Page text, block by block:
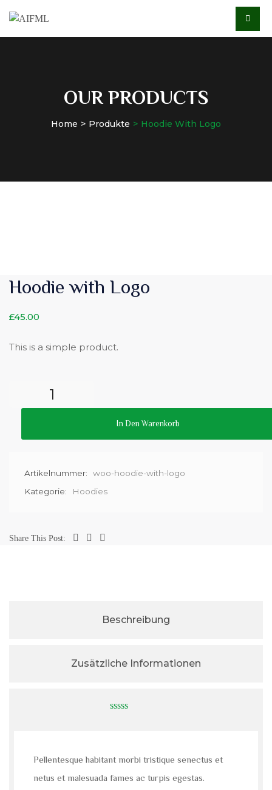
OUR PRODUCTS
Home Produkte Hoodie With Logo
Hoodie with Logo
£45.00
This is a simple product.
In Den Warenkorb
Artikelnummer:
woo-hoodie-with-logo
Kategorie:
Hoodies
Share This Post:
Beschreibung
Zusätzliche Informationen
Pellentesque habitant morbi tristique senectus et
netus et malesuada fames ac turpis egestas.